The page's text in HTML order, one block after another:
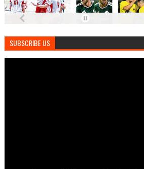
SUBSCRIBE US